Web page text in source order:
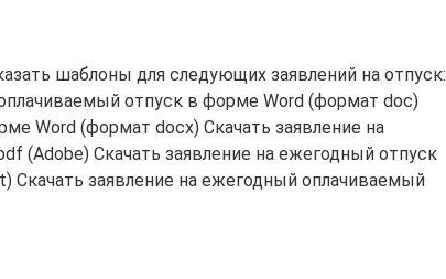
шаблоны для следующих заявлений на отпуск:
отпуск в форме Word (формат doc)
Word (формат docx) Скачать заявление на
(Adobe) Скачать заявление на ежегодный отпуск
Скачать заявление на ежегодный оплачиваемый